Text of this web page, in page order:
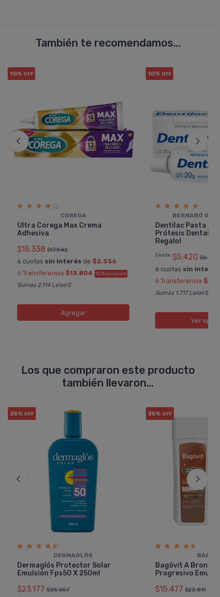
También te recomendamos...
10% OFF
COREGA
Ultra Corega Max Crema
Adhesiva
$15.338 $17.042
6 cuotas sin interés de $2.556
ó Transferencia $13.804 10% EXTRA OFF
Sumás 2.114 Leloir$
Agregar
10% OFF
BERNABÓ
Dentilac Pasta
Prótesis Dental
Regalo!
Desde $5.420 $6.022
6 cuotas sin interés
ó Transferencia
Sumás 1.717 Leloir$
Ver
Los que compraron este producto
también llevaron...
35% OFF
DERMAGLÓS
Dermaglós Protector Solar
Emulsión Fps50 X 250ml
$23.177 $35.657
35% OFF
Bagóvit A
Progresivo
$15.477 $23.811